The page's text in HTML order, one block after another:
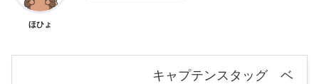
ほひょ
キャプテンスタッグ ベ